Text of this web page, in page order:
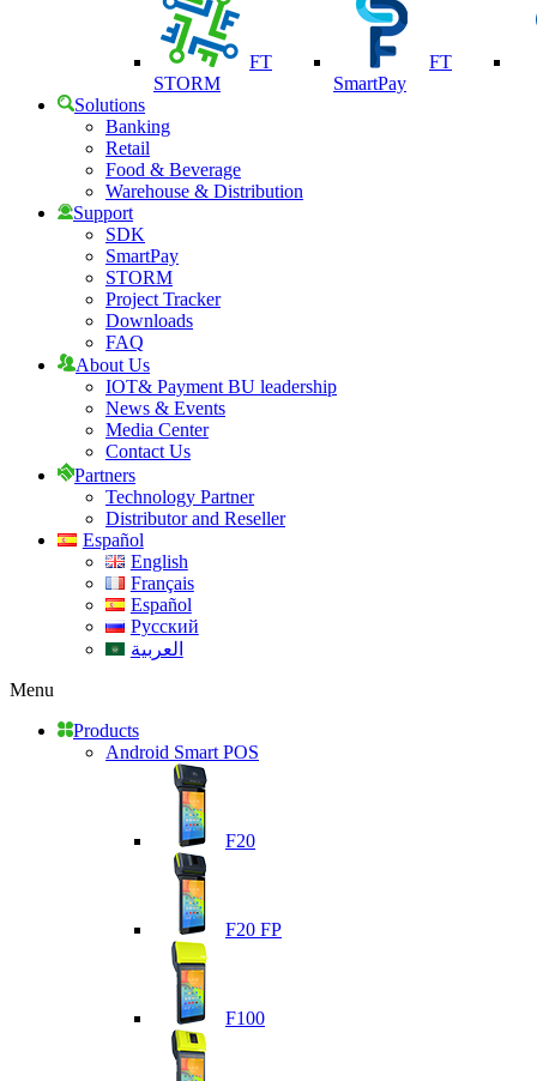
FT
STORM
FT
SmartPay
Solutions
Banking
Retail
Food & Beverage
Warehouse & Distribution
Support
SDK
SmartPay
STORM
Project Tracker
Downloads
FAQ
About Us
IOT& Payment BU leadership
News & Events
Media Center
Contact Us
Partners
Technology Partner
Distributor and Reseller
Español
English
Français
Español
Русский
العربية
Menu
Products
Android Smart POS
F20
F20 FP
F100